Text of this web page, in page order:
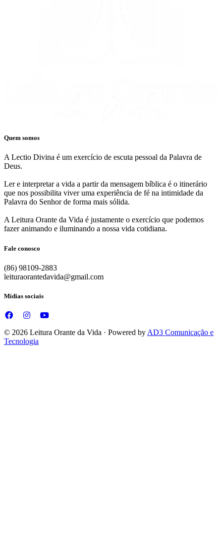
Quem somos
A Lectio Divina é um exercício de escuta pessoal da Palavra de
Deus.
Ler e interpretar a vida a partir da mensagem bíblica é o itinerário
que nos possibilita viver uma experiência de fé na intimidade da
Palavra do Senhor de forma mais sólida.
A Leitura Orante da Vida é justamente o exercício que podemos
fazer animando e iluminando a nossa vida cotidiana.
Fale conosco
(86) 98109-2883
leituraorantedavida@gmail.com
Mídias sociais
© 2026 Leitura Orante da Vida · Powered by AD3 Comunicação e
Tecnologia